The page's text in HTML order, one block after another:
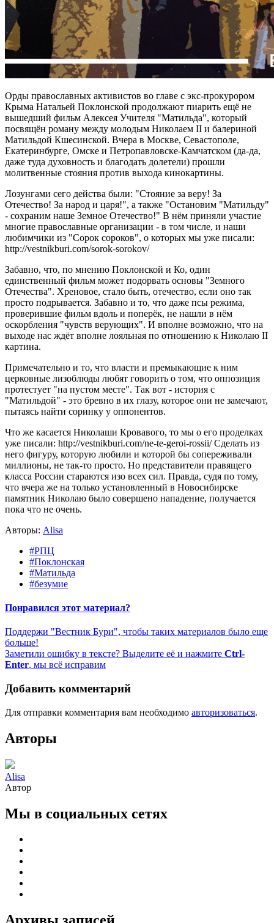
Орды православных активистов во главе с экс-прокурором
Крыма Натальей Поклонской продолжают пиарить ещё не
вышедший фильм Алексея Учителя "Матильда", который
посвящён роману между молодым Николаем II и балериной
Матильдой Кшесинской. Вчера в Москве, Севастополе,
Екатеринбурге, Омске и Петропавловске-Камчатском (да-да,
даже туда духовность и благодать долетели) прошли
молитвенные стояния против выхода кинокартины.
Лозунгами сего действа были: "Стояние за веру! За
Отечество! За народ и царя!", а также "Остановим "Матильду"
- сохраним наше Земное Отечество!" В нём приняли участие
многие православные организации - в том числе, и наши
любимчики из "Сорок сороков", о которых мы уже писали:
http://vestnikburi.com/sorok-sorokov/
Забавно, что, по мнению Поклонской и Ко, один
единственный фильм может подорвать основы "Земного
Отечества". Хреновое, стало быть, отечество, если оно так
просто подрывается. Забавно и то, что даже псы режима,
проверившие фильм вдоль и поперёк, не нашли в нём
оскорбления "чувств верующих". И вполне возможно, что на
выходе нас ждёт вполне лояльная по отношению к Николаю II
картина.
Примечательно и то, что власти и премыкающие к ним
церковные лизоблюды любят говорить о том, что оппозиция
протестует "на пустом месте". Так вот - история с
"Матильдой" - это бревно в их глазу, которое они не замечают,
пытаясь найти соринку у оппонентов.
Что же касается Николаши Кровавого, то мы о его проделках
уже писали: http://vestnikburi.com/ne-te-geroi-rossii/ Сделать из
него фигуру, которую любили и которой бы сопереживали
миллионы, не так-то просто. Но представители правящего
класса России стараются изо всех сил. Правда, судя по тому,
что вчера же на только установленный в Новосибирске
памятник Николаю было совершено нападение, получается
пока что не очень.
Авторы: Alisa
#РПЦ
#Поклонская
#Матильда
#безумие
Понравился этот материал?
Поддержи "Вестник Бури", чтобы таких материалов было еще
больше!
Заметили ошибку в тексте? Выделите её и нажмите Ctrl-
Enter, мы всё исправим
Добавить комментарий
Для отправки комментария вам необходимо авторизоваться.
Авторы
Alisa
Автор
Мы в социальных сетях